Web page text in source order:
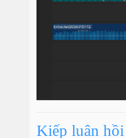
Kiếp luân